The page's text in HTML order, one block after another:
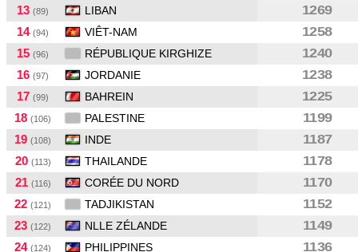
13 (89) LIBAN
1269
14 (94) VIÊT-NAM
1258
15 (96) RÉPUBLIQUE KIRGHIZE
1240
16 (97) JORDANIE
1238
17 (99) BAHREIN
1225
18 (106) PALESTINE
1199
19 (108) INDE
1187
20 (113) THAILANDE
1178
21 (116) CORÉE DU NORD
1170
22 (121) TADJIKISTAN
1152
23 (122) NLLE ZÉLANDE
1149
24 (124) PHILIPPINES
1136